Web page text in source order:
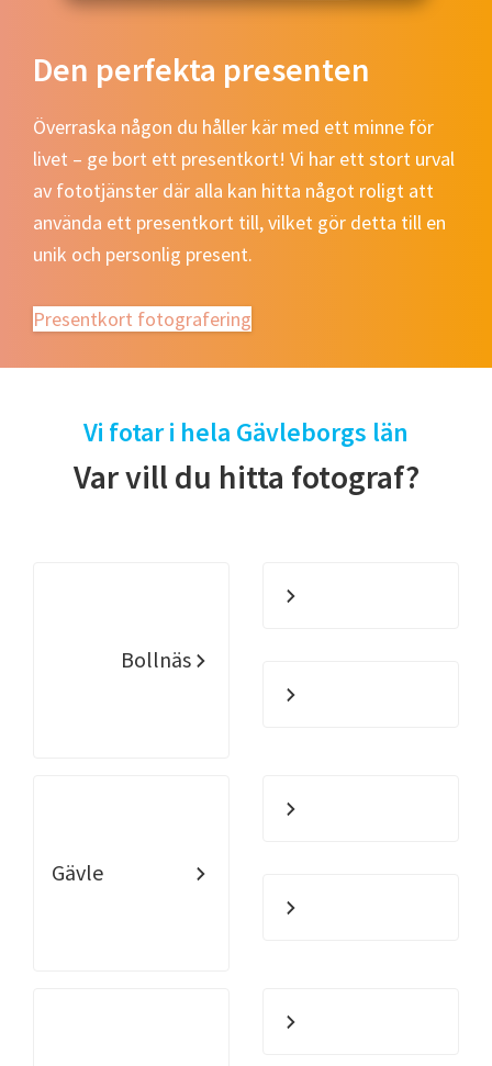
Den perfekta presenten
Överraska någon du håller kär med ett minne för
livet – ge bort ett presentkort! Vi har ett stort urval
av fototjänster där alla kan hitta något roligt att
använda ett presentkort till, vilket gör detta till en
unik och personlig present.
Presentkort fotografering
Vi fotar i hela Gävleborgs län
Var vill du hitta fotograf?
Bollnäs
Gävle